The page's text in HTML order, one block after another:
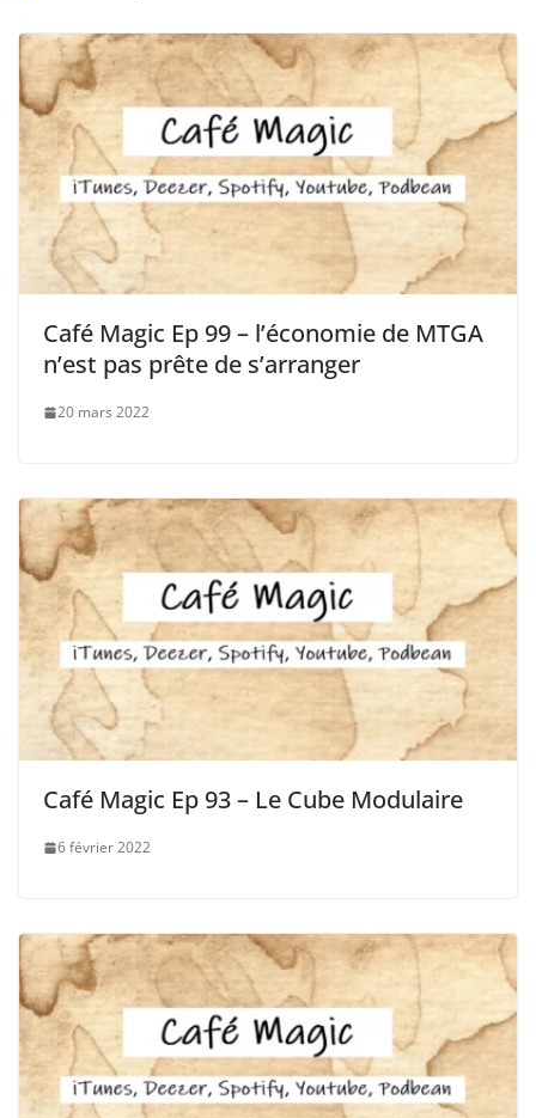
Café Magic Ep 99 – l’économie de MTGA
n’est pas prête de s’arranger
20 mars 2022
Café Magic Ep 93 – Le Cube Modulaire
6 février 2022